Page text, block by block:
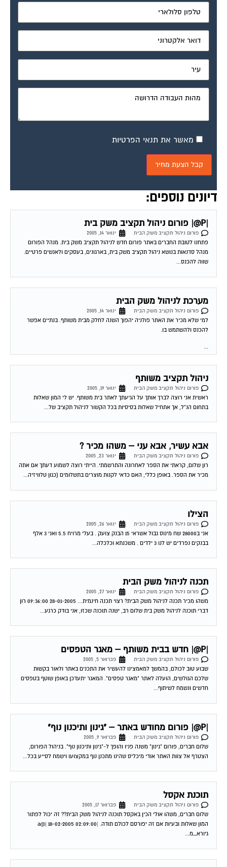
דיונים נוספים:
|P@| פורום ניהול תקציב משק בית
פורום ניהול תקציב משק הבית
ינואר 14, 2005
פתחנו לטובת החברים באתר פורום חדש לניהול תקציב משק בית. מנהל הפורום
מנהל סדנאות בנושא ניהול תקציב משק בית, בארגונים, בעסקים ולאנשים פרטיים.
שווה להכנס...
מערכת לניהול משק הבית
פורום ניהול תקציב משק הבית
למי שלא מכיר את האתר פולניה יהפוך השנה לחלק מבית משותף. בנתיים אפשר
להכנס ולהשתמש בו.
ניהול תקציב משותף
פורום ניהול תקציב משק הבית
ראשית אני רוצה לברך אותך על הגיעתך לאתר בית משותף. יש לי המון שאלות
בתחום הנ"ל, אך אתחיל שאלות בסיסיות בכל הקשור לניהול תקציב של...
אבא עשיר, אבא עני – משהו מכיר ?
פורום ניהול תקציב משק הבית
ינואר 23, 2005
רון שלום, קראתי את הספר לאחרונה והתרשמתי. הייתי רוצה לשמוע דעתך אם אתה
מכיר את הספר. באופן כללי, האם כדאי לקנות מוצרים בתשלומים (כגון טלוויזיה...
הצילו
פורום ניהול תקציב משק הבית
בבנקים נפרדים יש לנו 3 ילדים . משכנתא וכלכלה...
תכנה לניהול משק הבית
פורום ניהול תקציב משק הבית
דברי תוכנה לניהול משק בית שלום רב, ישנה תוכנה שכזו, אני בודק כרגע...
|P@| חדש בבית משותף – מאגר הטפסים
פורום ניהול תקציב משק הבית
פברואר 5, 2005
שבוע טוב לכולם, בהמשך למאמצינו להעשיר את התכנים באתר ולאור בקשות
שלכם הגולשים, הועלה לאתר "מאגר טפסים". המאגר יתעדכן באופן שוטף בטפסים
חדשים ונשמח לשיתוף...
|P@| פורום מחודש באתר – "גינון ותיכנון נוף"
פורום ניהול תקציב משק הבית
פברואר 9, 2005
שלום חברים, פורום "גינון" משנה פניו והופך ל-"גינון ותיכנון נוף". בניהול הפורום,
הצטרף אל צוות האתר אודי מיכליס שהינו מתכנן נוף במקצועו וישמח לסייע בכל...
תוכנת אקסל
פורום ניהול תקציב משק הבית
שלום חברים, משהו אולי הכין באקסל תוכנה לניהול משק הבית?? זה יכול לפתור
המון שאלות ובעיות אם זה יפורסם לכולם תודה. |a@| 18-02-2005 02:09:00
גיורא_מ...
קורס לניהול תקציב משפחתי